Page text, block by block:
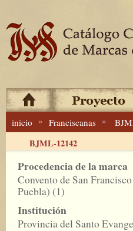
inicio » Franciscanas »
BJML-12142
Procedencia de la marca
Convento de San
Puebla) (1)
Institución
Provincia del Santo